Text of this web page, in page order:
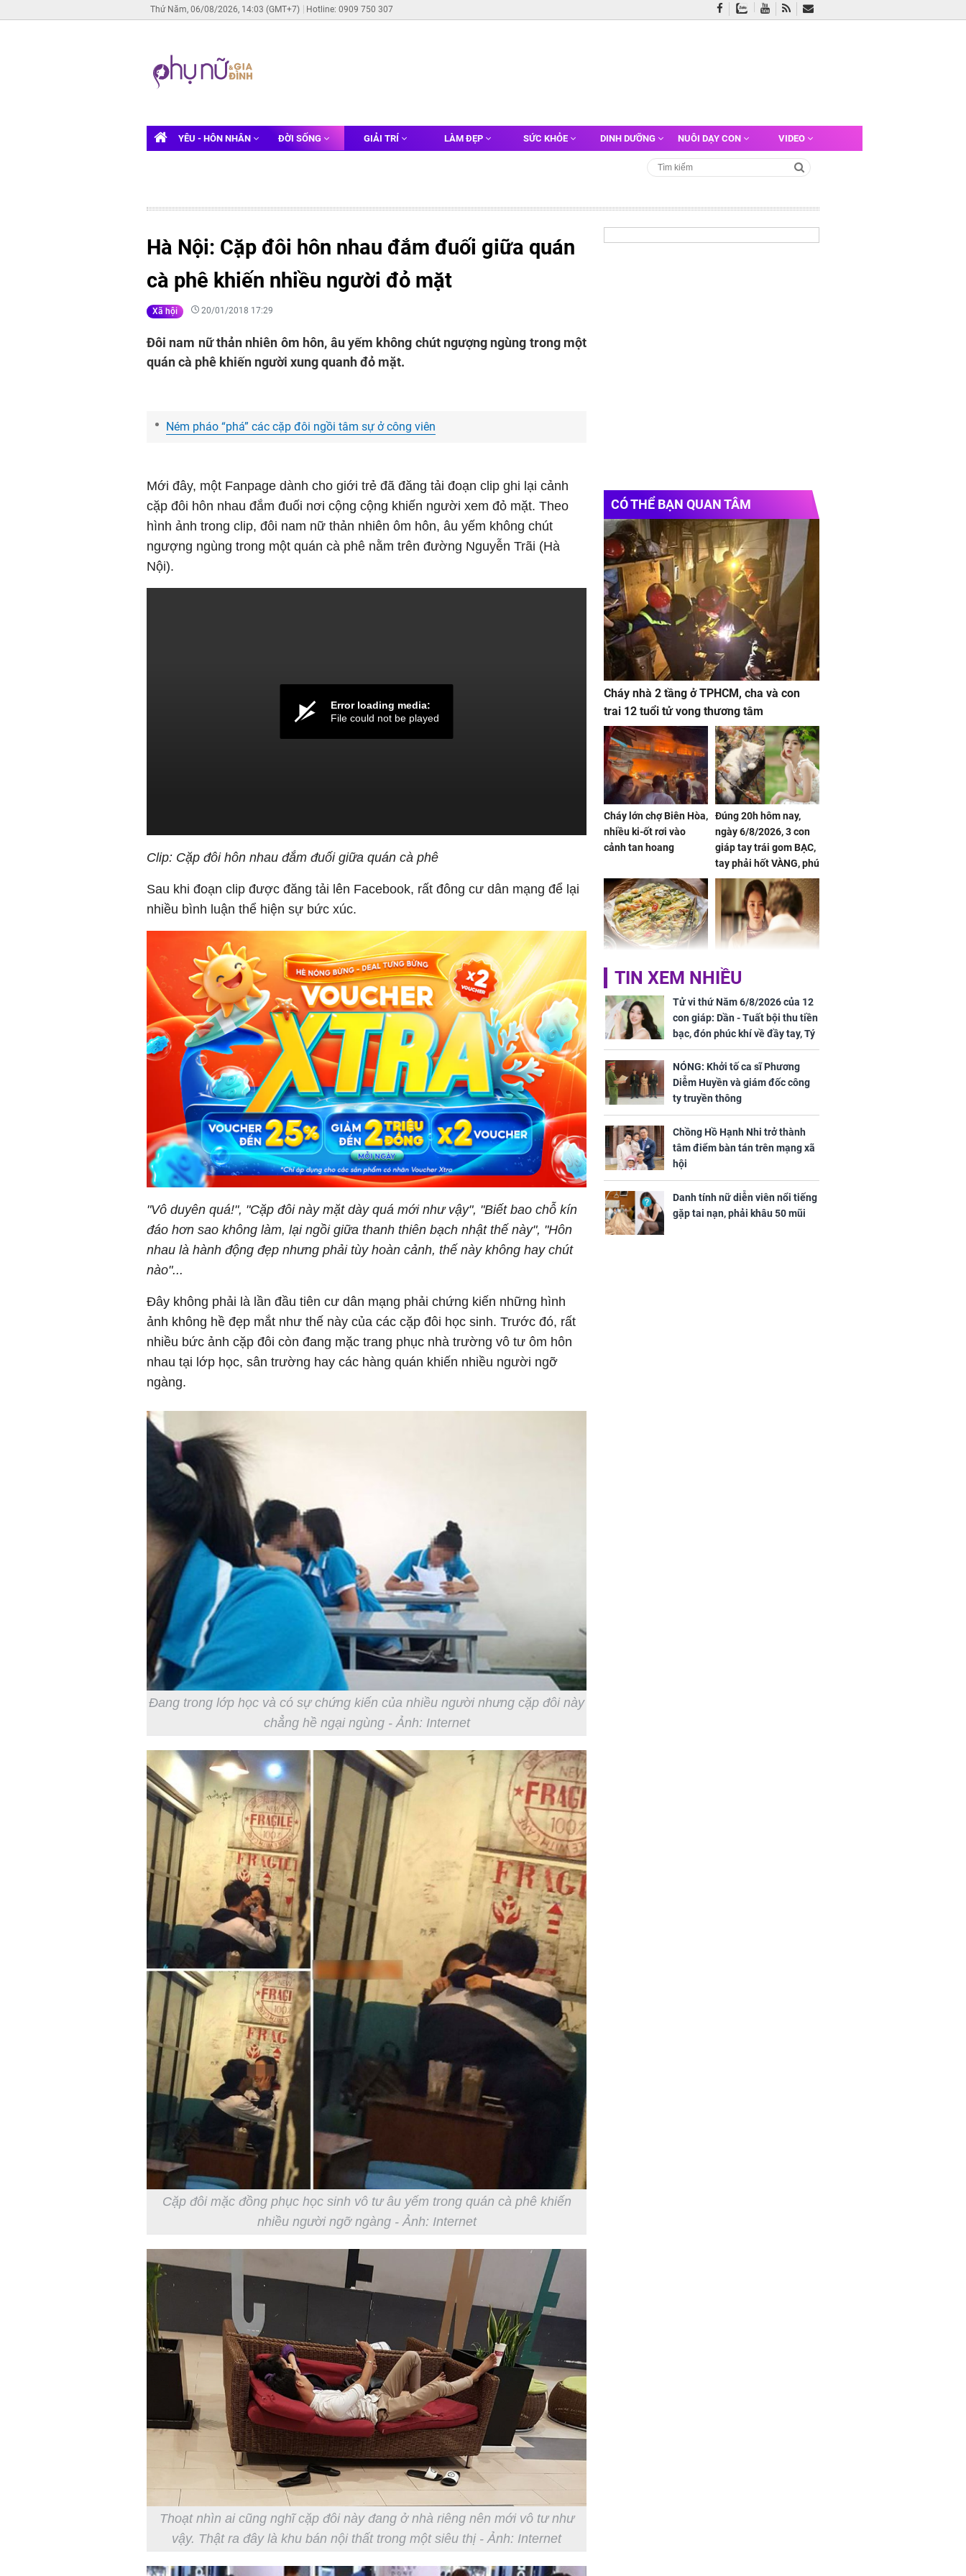
Thứ Năm, 06/08/2026, 14:03 (GMT+7) Hotline: 0909 750 307
YÊU - HÔN NHÂN ĐỜI SỐNG GIẢI TRÍ LÀM ĐẸP SỨC KHỎE DINH DƯỠNG NUÔI DẠY CON VIDEO
Hà Nội: Cặp đôi hôn nhau đắm đuối giữa quán
cà phê khiến nhiều người đỏ mặt
Xã hội 20/01/2018 17:29
Đôi nam nữ thản nhiên ôm hôn, âu yếm không chút ngượng ngùng trong một
quán cà phê khiến người xung quanh đỏ mặt.
Ném pháo “phá” các cặp đôi ngồi tâm sự ở công viên
Mới đây, một Fanpage dành cho giới trẻ đã đăng tải đoạn clip ghi lại cảnh
cặp đôi hôn nhau đắm đuối nơi cộng cộng khiến người xem đỏ mặt. Theo
hình ảnh trong clip, đôi nam nữ thản nhiên ôm hôn, âu yếm không chút
ngượng ngùng trong một quán cà phê nằm trên đường Nguyễn Trãi (Hà
Nội).
Error loading media:
File could not be played
Clip: Cặp đôi hôn nhau đắm đuối giữa quán cà phê
Sau khi đoạn clip được đăng tải lên Facebook, rất đông cư dân mạng để lại
nhiều bình luận thể hiện sự bức xúc.
"Vô duyên quá!", "Cặp đôi này mặt dày quá mới như vậy", "Biết bao chỗ kín
đáo hơn sao không làm, lại ngồi giữa thanh thiên bạch nhật thế này", "Hôn
nhau là hành động đẹp nhưng phải tùy hoàn cảnh, thế này không hay chút
nào"...
Đây không phải là lần đầu tiên cư dân mạng phải chứng kiến những hình
ảnh không hề đẹp mắt như thế này của các cặp đôi học sinh. Trước đó, rất
nhiều bức ảnh cặp đôi còn đang mặc trang phục nhà trường vô tư ôm hôn
nhau tại lớp học, sân trường hay các hàng quán khiến nhiều người ngỡ
ngàng.
Đang trong lớp học và có sự chứng kiến của nhiều người nhưng cặp đôi này
chẳng hề ngại ngùng - Ảnh: Internet
Cặp đôi mặc đồng phục học sinh vô tư âu yếm trong quán cà phê khiến
nhiều người ngỡ ngàng - Ảnh: Internet
Thoạt nhìn ai cũng nghĩ cặp đôi này đang ở nhà riêng nên mới vô tư như
vậy. Thật ra đây là khu bán nội thất trong một siêu thị - Ảnh: Internet
CÓ THỂ BẠN QUAN TÂM
Cháy nhà 2 tầng ở TPHCM, cha và con
trai 12 tuổi tử vong thương tâm
Cháy lớn chợ Biên Hòa,
nhiều ki-ốt rơi vào
cảnh tan hoang
Đúng 20h hôm nay,
ngày 6/8/2026, 3 con
giáp tay trái gom BẠC,
tay phải hốt VÀNG, phú
quý ngập nhà, của cải
chất đầy kho
Không ngờ loại rau chỉ
vài nghìn ở chợ lại có
nhiều công dụng tốt
cho sức khỏe
Vừa ly hôn, vợ cũ sinh
đứa con giống mình
như đúc nhưng bí mật
phía sau gây sốc
Tử vi thứ Sáu
7/8/2026 của 12 con
bạc đầy túi, sự nghiệp
phát triển hưng thịnh,
Mão - Thân tài lộc ảm
TIN XEM NHIỀU
Tử vi thứ Năm 6/8/2026 của 12
con giáp: Dần - Tuất bội thu tiền
bạc, đón phúc khí về đầy tay, Tý
- Mão công việc khó khăn, tiền
bạc đội nón ra đi
NÓNG: Khởi tố ca sĩ Phương
Diễm Huyền và giám đốc công
ty truyền thông
Chồng Hồ Hạnh Nhi trở thành
tâm điểm bàn tán trên mạng xã
hội
Danh tính nữ diễn viên nổi tiếng
gặp tai nạn, phải khâu 50 mũi